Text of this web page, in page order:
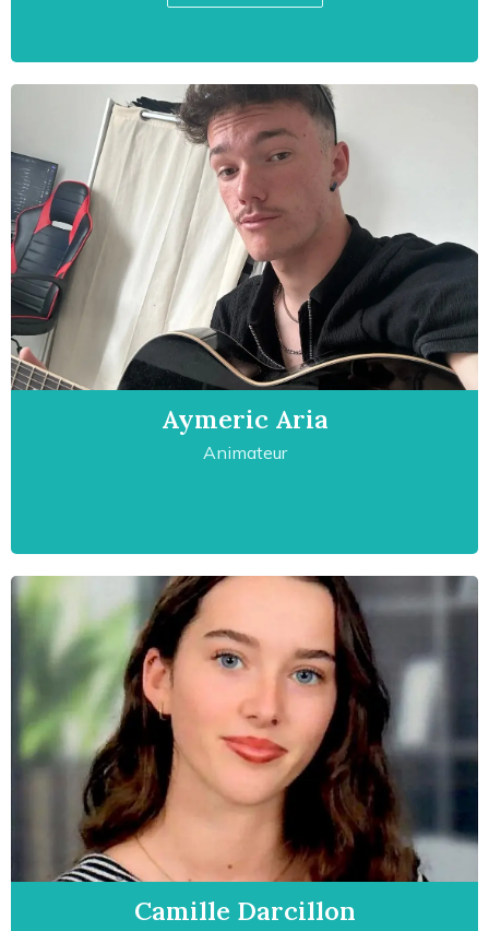
& animateur
Aymeric Aria
Animateur
Camille Darcillon